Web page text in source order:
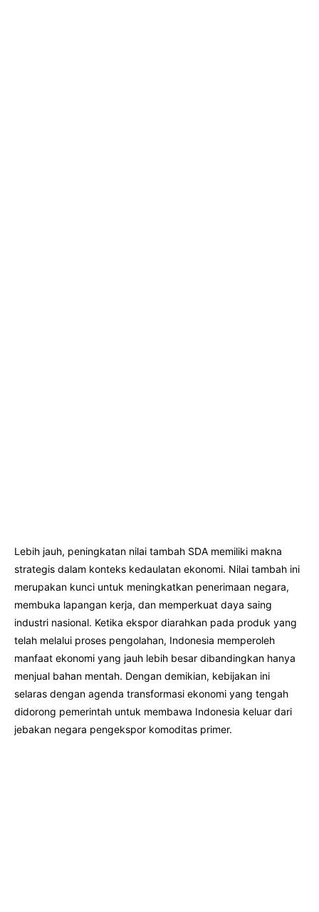
Lebih jauh, peningkatan nilai tambah SDA memiliki makna
strategis dalam konteks kedaulatan ekonomi. Nilai tambah ini
merupakan kunci untuk meningkatkan penerimaan negara,
membuka lapangan kerja, dan memperkuat daya saing
industri nasional. Ketika ekspor diarahkan pada produk yang
telah melalui proses pengolahan, Indonesia memperoleh
manfaat ekonomi yang jauh lebih besar dibandingkan hanya
menjual bahan mentah. Dengan demikian, kebijakan ini
selaras dengan agenda transformasi ekonomi yang tengah
didorong pemerintah untuk membawa Indonesia keluar dari
jebakan negara pengekspor komoditas primer.